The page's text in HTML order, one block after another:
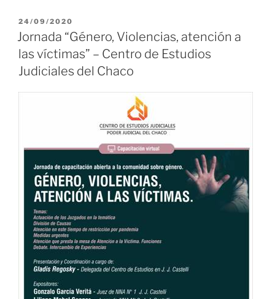
PUBLICADO
EL
24/09/2020
Jornada “Género, Violencias, atención a
las víctimas” – Centro de Estudios
Judiciales del Chaco